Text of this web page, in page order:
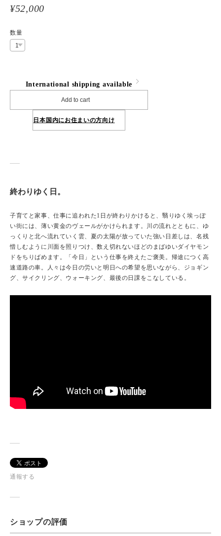
¥52,000
数量
International shipping available
Add to cart
日本国内にお住まいの方向け
終わりゆく日。
子育てと家事、仕事に追われた1日が終わりかけると、翳りゆく埃っぽ
い街には、薄い黄金のヴェールがかけられます。川の流れとともに、ゆ
っくりと北へ流れていく雲、夏の太陽が放っていた強い日差しは、名残
惜しむように川面を照りつけ、数え切れないほどのまばゆいダイヤモン
ドをちりばめます。「今日」という仕事を終えたご褒美。帰途につく高
速道路の車。人々は今日の労いと明日への希望を思いながら、ジョギン
グ、サイクリング、ウォーキング、最後の日課をこなしている。
通報する
ショップの評価